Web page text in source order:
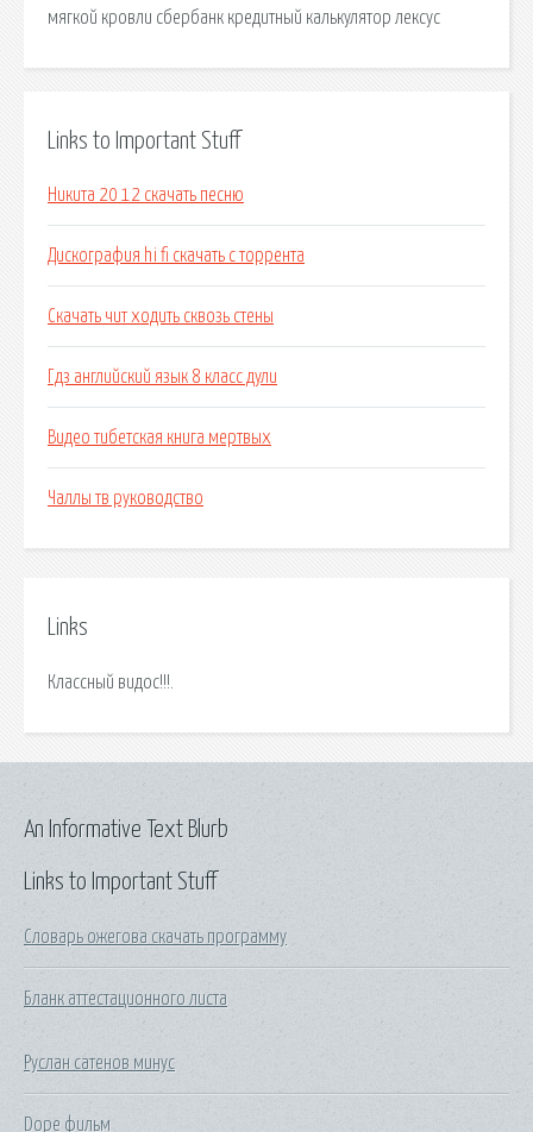
мягкой кровли сбербанк кредитный калькулятор лексус
Links to Important Stuff
Никита 20 12 скачать песню
Дискография hi fi скачать с торрента
Скачать чит ходить сквозь стены
Гдз английский язык 8 класс дули
Видео тибетская книга мертвых
Чаллы тв руководство
Links
Классный видос!!!.
Links to Important Stuff
Словарь ожегова скачать программу
Бланк аттестационного листа
Руслан сатенов минус
Dope фильм
An Informative Text Blurb